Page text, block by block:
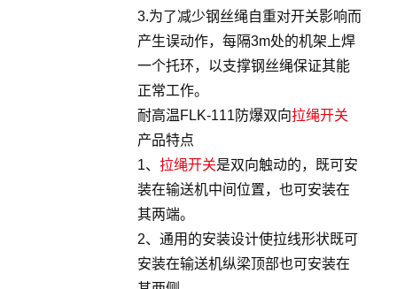
3.为了减少钢丝绳自重对开关影响而
产生误动作，每隔3m处的机架上焊
一个托环，以支撑钢丝绳保证其能
正常工作。
耐高温FLK-111防爆双向拉绳开关
产品特点
1、 拉绳开关是双向触动的，既可安
装在输送机中间位置，也可安装在
其两端。
2、通用的安装设计使拉线形状既可
安装在输送机纵梁顶部也可安装在